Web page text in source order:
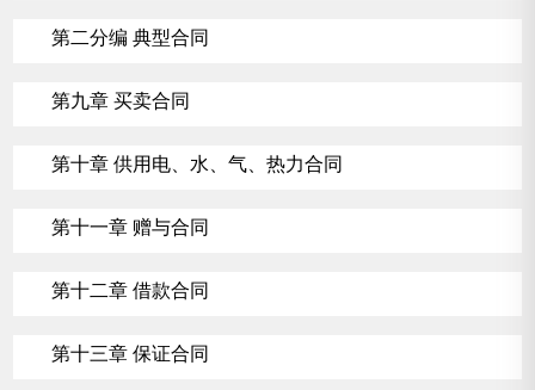
第二分编 典型合同
第九章 买卖合同
第十章 供用电、水、气、热力合同
第十一章 赠与合同
第十二章 借款合同
第十三章 保证合同